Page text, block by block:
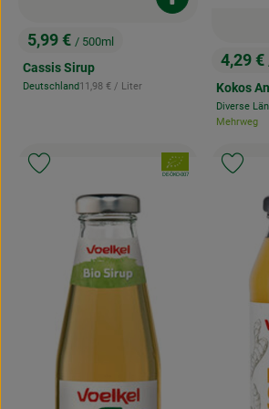
, Preis:
5,99 € / 500ml
Cassis Sirup
, Herkunft:
Deutschland, Referenzpreis:
11,98 € / Liter
Produkt zum
, Preis:
4,29 €
Kokos
, Herkunft:
Diverse
Mehrweg
, Verband:
, Kontrollstelle:
DE-ÖKO-007
Produkt zu Favouriten hinzufügen